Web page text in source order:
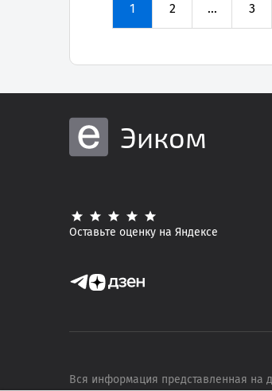
1
2 ... 3
Эиком
Оставьте оценку на Яндексе
Вся информация представленная на